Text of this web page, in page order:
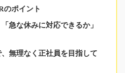
のポイント
「急な休みに対応できるか」
無理なく正社員を目指して